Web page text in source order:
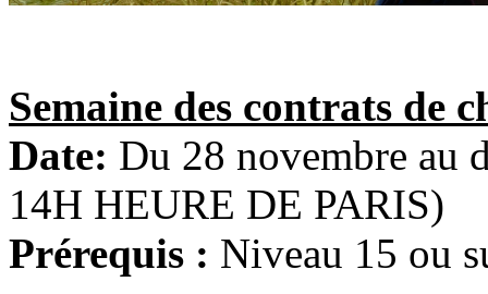
Semaine des contrats de
Date: Du 28 novembre au
14H HEURE DE PARIS)
Prérequis : Niveau 15 ou